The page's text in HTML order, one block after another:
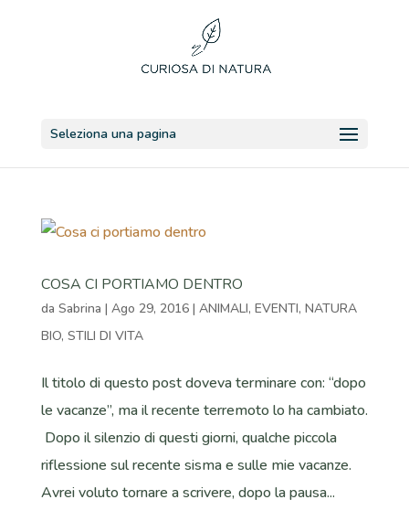
Seleziona una pagina
COSA CI PORTIAMO DENTRO
da Sabrina | Ago 29, 2016| ANIMALI, EVENTI, NATURA
BIO, STILI DI VITA
Il titolo di questo post doveva terminare con: “dopo
le vacanze”, ma il recente terremoto lo ha cambiato.
Dopo il silenzio di questi giorni, qualche piccola
riflessione sul recente sisma e sulle mie vacanze.
Avrei voluto tornare a scrivere, dopo la pausa...